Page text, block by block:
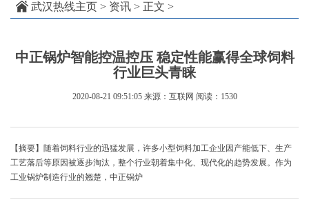
武汉热线主页 > 资讯 > 正文 >
中正锅炉智能控温控压 稳定性能赢得全球饲料
行业巨头青睐
2020-08-21 09:51:05 来源：互联网 阅读：1530
【摘要】随着饲料行业的迅猛发展，许多小型饲料加工企业因产能低下、生产
工艺落后等原因被逐步淘汰，整个行业朝着集中化、现代化的趋势发展。作为
工业锅炉制造行业的翘楚，中正锅炉